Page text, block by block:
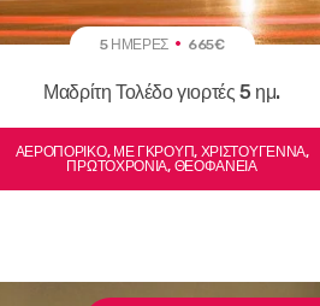
5 ΗΜΈΡΕΣ 665€
Μαδρίτη Τολέδο γιορτές 5 ημ.
ΑΕΡΟΠΟΡΙΚΌ, ΜΕ ΓΚΡΟΥΠ, ΧΡΙΣΤΟΎΓΕΝΝΑ,
ΠΡΩΤΟΧΡΟΝΙΆ, ΘΕΟΦΆΝΕΙΑ